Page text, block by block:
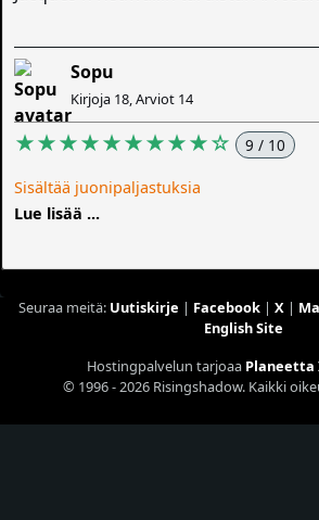
Sopu
Kirjoja 18, Arviot 14
★★★★★★★★★☆ 9 / 10
Sisältää juonipaljastuksia
Lue lisää ...
Seuraa meitä: Uutiskirje | Facebook| X|
English Site
Hostingpalvelun tarjoaa
© 1996 - 2026 Risingshadow. Kaikki